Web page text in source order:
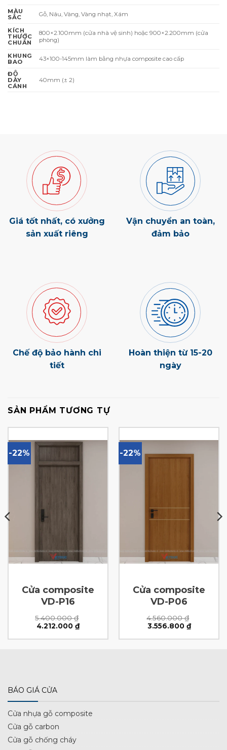
MÀU
SẮC
Gỗ, Nâu, Vàng, Vàng nhạt, Xám
KÍCH
THƯỚC
CHUẨN
800×2.100mm (cửa nhà vệ sinh) hoặc 900×2.200mm (cửa
phòng)
KHUNG
BAO
43×100-145mm làm bằng nhựa composite cao cấp
ĐỘ
DÀY
CÁNH
40mm (± 2)
Giá tốt nhất, có xưởng
sản xuất riêng
Vận chuyển an toàn,
đảm bảo
Chế độ bảo hành chi
tiết
Hoàn thiện từ 15-20
ngày
SẢN PHẨM TƯƠNG TỰ
-22%
Cửa composite
VD-P16
5.400.000₫
Giá
là:
4.212.000 ₫Giá
tại
-22%
Cửa composite
VD-P06
4.560.000₫
Giá
là:
3.556.800 ₫Giá
tại
BÁO GIÁ CỬA
Cửa nhựa gỗ composite
Cửa gỗ carbon
Cửa gỗ chống cháy